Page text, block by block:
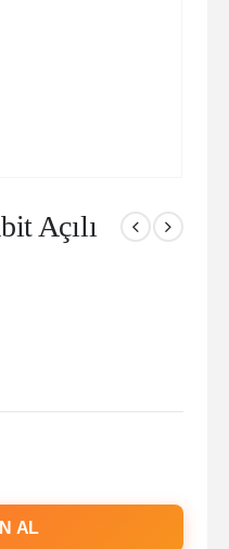
Açılı
AL